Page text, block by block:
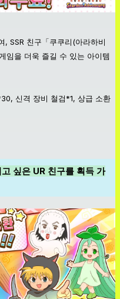
, SSR 친구「쿠쿠리(아라하비
임을 더욱 즐길 수 있는 아이템
신격 장비 철검*1, 상급 소환
싶은 UR 친구를 획득 가